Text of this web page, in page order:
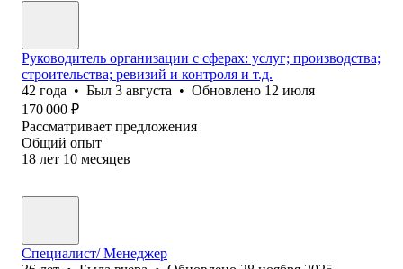
Руководитель организации с сферах: услуг; производства;
строительства; ревизий и контроля и т.д.
42 года • Был 3 августа • Обновлено 12 июля
170 000 ₽
Рассматривает предложения
Общий опыт
18 лет 10 месяцев
Специалист/ Менеджер